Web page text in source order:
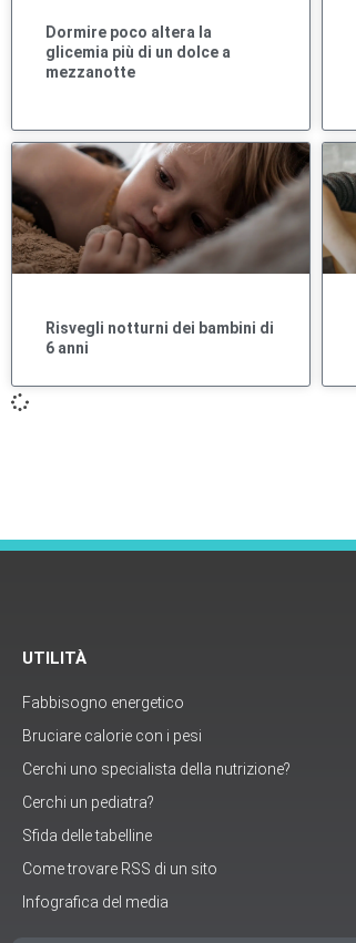
Dormire poco altera la
glicemia più di un dolce a
mezzanotte
Risvegli notturni dei bambini di
6 anni
UTILITÀ
Fabbisogno energetico
Bruciare calorie con i pesi
Cerchi uno specialista della nutrizione?
Cerchi un pediatra?
Sfida delle tabelline
Come trovare RSS di un sito
Infografica del media